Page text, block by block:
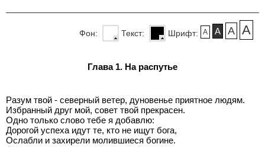
A A A A
Шрифт:
Текст:
Фон:
Глава 1. На распутье
Разум твой - северный ветер, дуновенье приятное людям.
Избранный друг мой, совет твой прекрасен.
Одно только слово тебе я добавлю:
Дорогой успеха идут те, кто не ищут бога,
Ослабли и захирели молившиеся богине.